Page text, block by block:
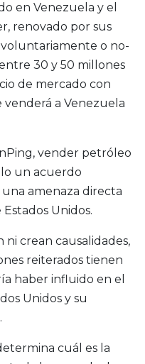
en Venezuela y el
renovado por sus
o no-
30 y 50 millones
de mercado con
venderá a Venezuela
vender petróleo
un acuerdo
amenaza directa
Unidos.
ni crean causalidades,
reiterados tienen
haber influido en el
Unidos y su
cuál es la